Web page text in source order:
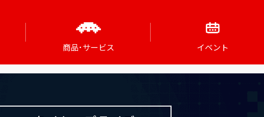
商品･サービス イベント